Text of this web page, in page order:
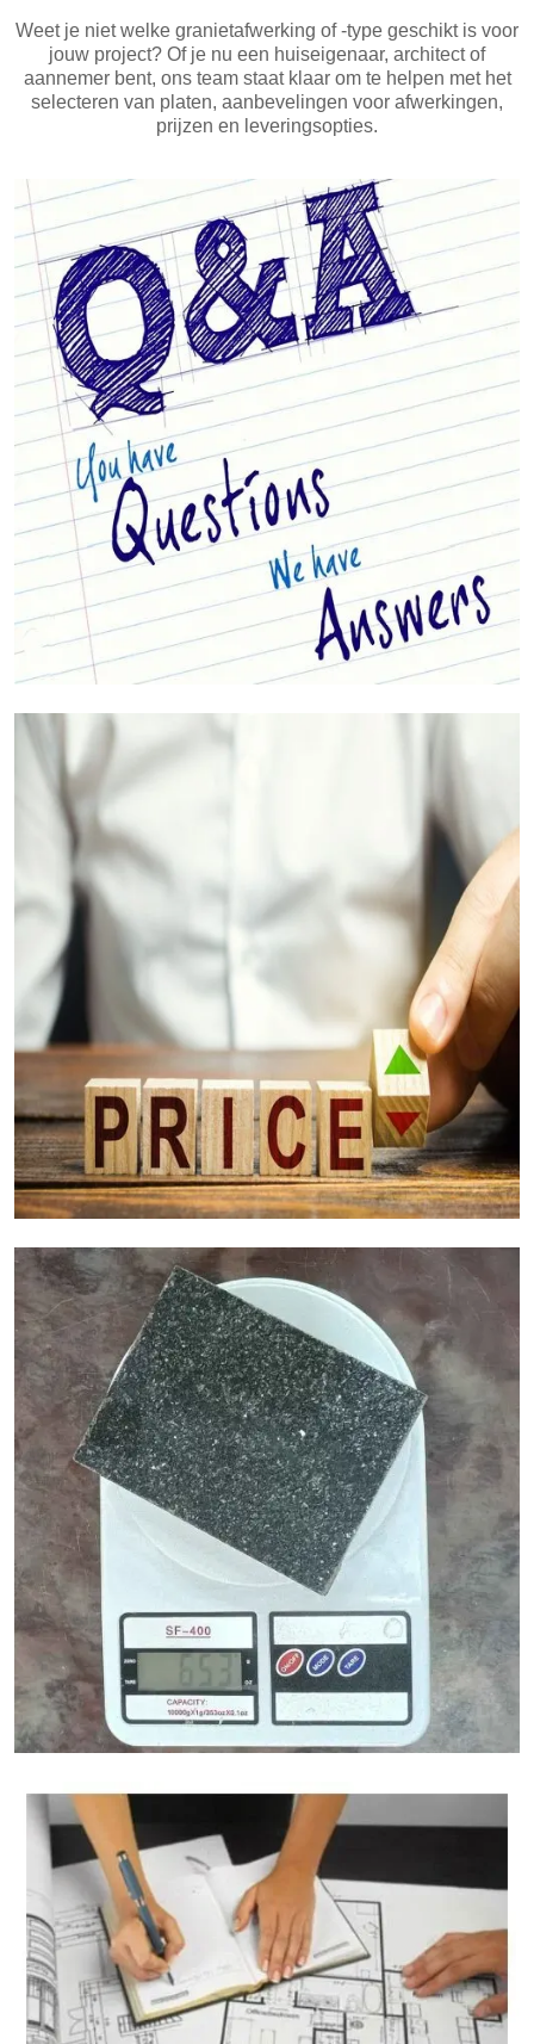
Weet je niet welke granietafwerking of -type geschikt is voor
jouw project? Of je nu een huiseigenaar, architect of
aannemer bent, ons team staat klaar om te helpen met het
selecteren van platen, aanbevelingen voor afwerkingen,
prijzen en leveringsopties.
Jouw Vragen Beantwoord (FAQ's)
Granietkostenfactoren
Granietgewicht Calculator